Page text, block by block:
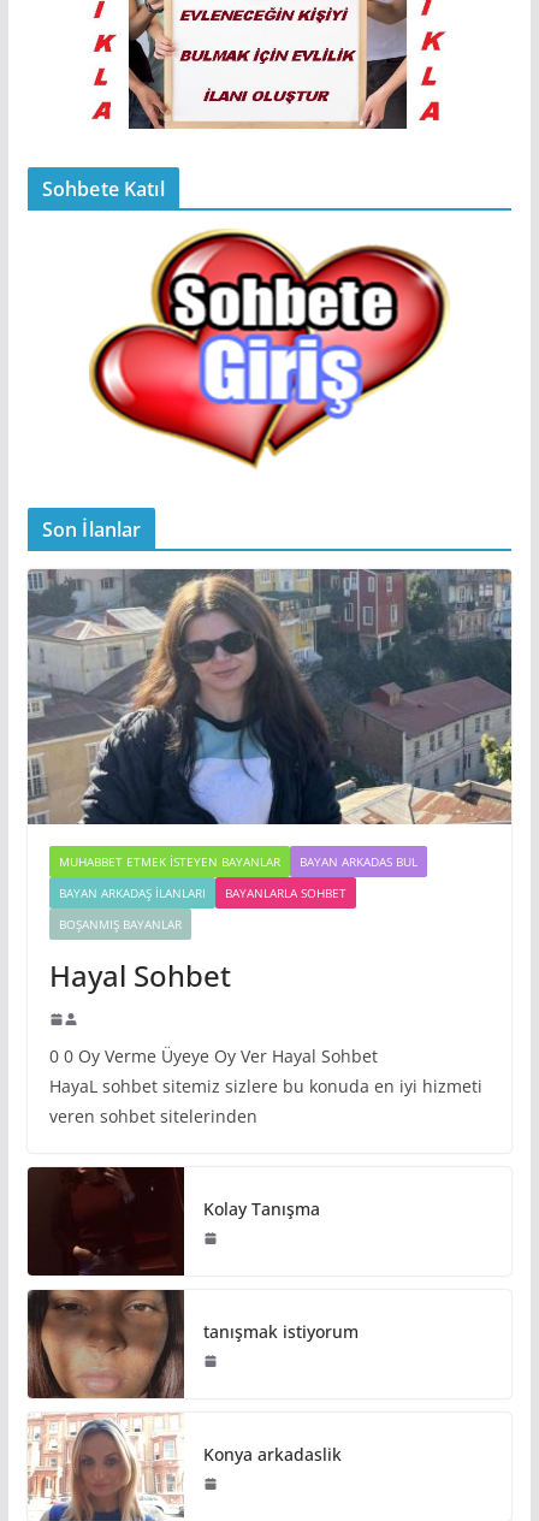
Sohbete Katıl
Son İlanlar
MUHABBET ETMEK İSTEYEN BAYANLAR
BAYAN ARKADAS BUL
BAYAN ARKADAŞ İLANLARI
BAYANLARLA SOHBET
BOŞANMIŞ BAYANLAR
Hayal Sohbet
0 0 Oy Verme Üyeye Oy Ver Hayal Sohbet
HayaL sohbet sitemiz sizlere bu konuda en iyi hizmeti
veren sohbet sitelerinden
Kolay Tanışma
tanışmak istiyorum
Konya arkadaslik